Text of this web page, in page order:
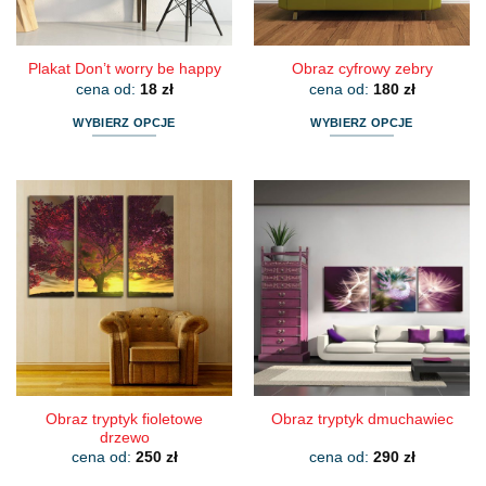
produktu
produktu
Plakat Don’t worry be happy
cena od: 18 zł
WYBIERZ OPCJE
ma
wiele
wariantów.
Opcje
można
wybrać
na
stronie
produktu
Obraz cyfrowy zebry
cena od: 180 zł
WYBIERZ OPCJE
Opcje
można
wybrać
na
stronie
produktu
Obraz tryptyk fioletowe
drzewo
cena od: 250 zł
Obraz tryptyk dmuchawiec
cena od: 290 zł